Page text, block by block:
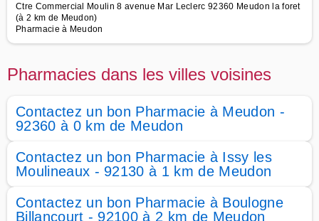
Ctre Commercial Moulin 8 avenue Mar Leclerc 92360 Meudon la foret
(à 2 km de Meudon)
Pharmacie à Meudon
Pharmacies dans les villes voisines
Contactez un bon Pharmacie à Meudon -
92360 à 0 km de Meudon
Contactez un bon Pharmacie à Issy les
Moulineaux - 92130 à 1 km de Meudon
Contactez un bon Pharmacie à Boulogne
Billancourt - 92100 à 2 km de Meudon